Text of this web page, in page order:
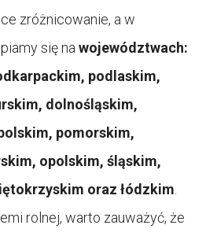
zróżnicowanie, a w
się na województwach:
podlaskim,
dolnośląskim,
pomorskim,
opolskim, śląskim,
oraz łódzkim
rolnej, warto zauważyć, że